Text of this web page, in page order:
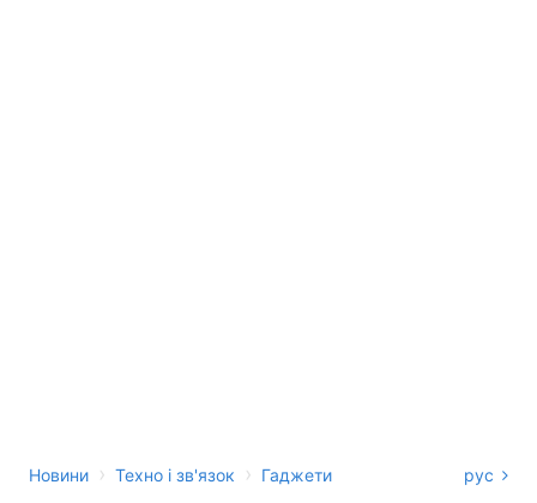
Новини › Техно і зв'язок › Гаджети рус